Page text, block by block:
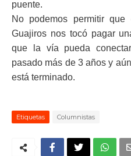
puente.
No podemos permitir
Guajiros nos tocó pagar
que la vía pueda
pasado más de 3 años y
está terminado.
Etiquetas Columnistas